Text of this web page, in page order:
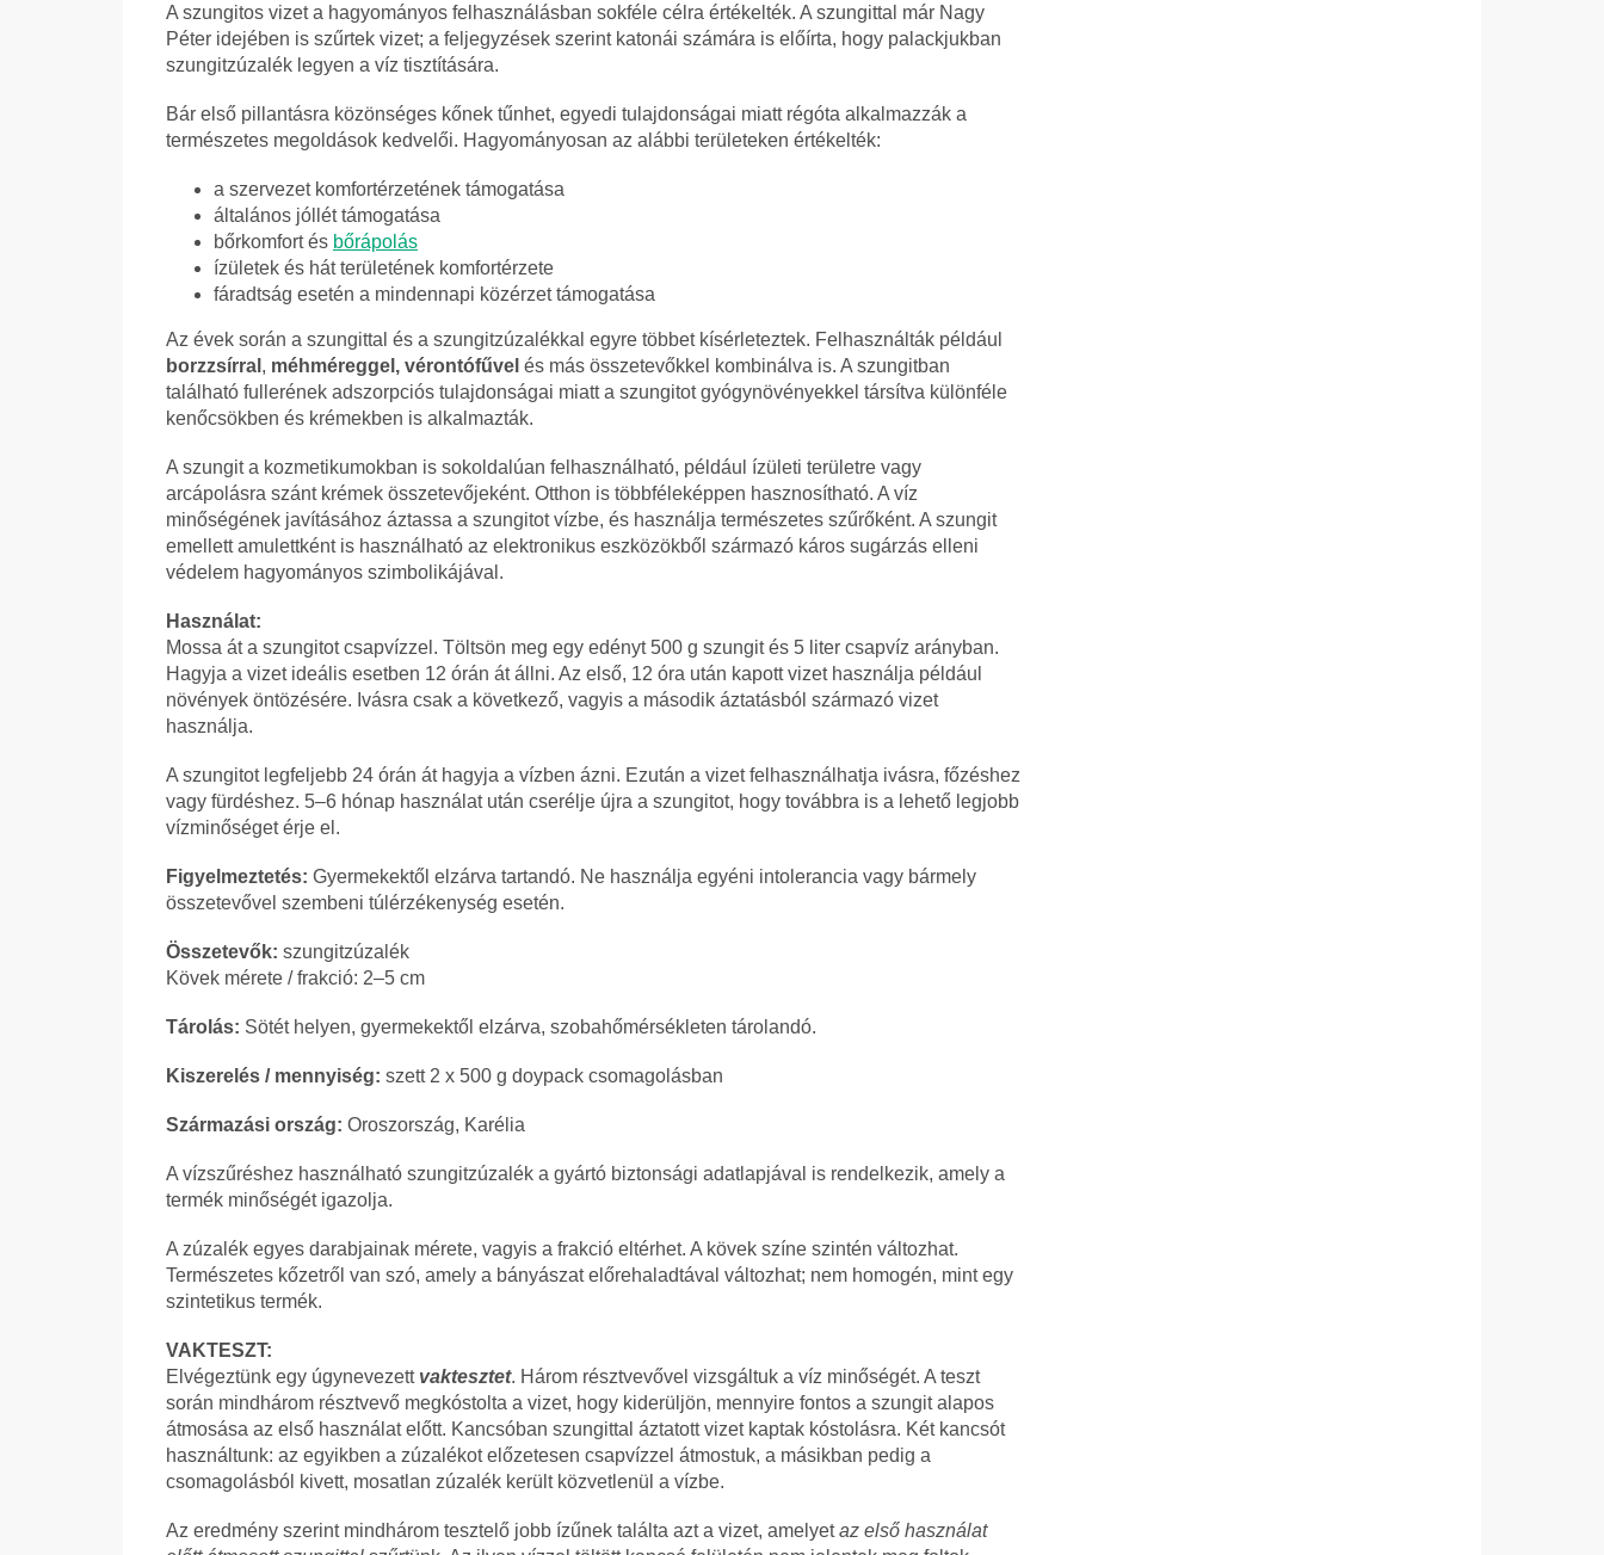
A szungitos vizet a hagyományos felhasználásban sokféle célra értékelték. A szungittal már Nagy
Péter idejében is szűrtek vizet; a feljegyzések szerint katonái számára is előírta, hogy palackjukban
szungitzúzalék legyen a víz tisztítására.
Bár első pillantásra közönséges kőnek tűnhet, egyedi tulajdonságai miatt régóta alkalmazzák a
természetes megoldások kedvelői. Hagyományosan az alábbi területeken értékelték:
a szervezet komfortérzetének támogatása
általános jóllét támogatása
bőrkomfort és bőrápolás
ízületek és hát területének komfortérzete
fáradtság esetén a mindennapi közérzet támogatása
Az évek során a szungittal és a szungitzúzalékkal egyre többet kísérleteztek. Felhasználták például
borzzsírral , méhméreggel, vérontófűvel és más összetevőkkel kombinálva is. A szungitban
található fullerének adszorpciós tulajdonságai miatt a szungitot gyógynövényekkel társítva különféle
kenőcsökben és krémekben is alkalmazták.
A szungit a kozmetikumokban is sokoldalúan felhasználható, például ízületi területre vagy
arcápolásra szánt krémek összetevőjeként. Otthon is többféleképpen hasznosítható. A víz
minőségének javításához áztassa a szungitot vízbe, és használja természetes szűrőként. A szungit
emellett amulettként is használható az elektronikus eszközökből származó káros sugárzás elleni
védelem hagyományos szimbolikájával.
Használat:
Mossa át a szungitot csapvízzel. Töltsön meg egy edényt 500 g szungit és 5 liter csapvíz arányban.
Hagyja a vizet ideális esetben 12 órán át állni. Az első, 12 óra után kapott vizet használja például
növények öntözésére. Ivásra csak a következő, vagyis a második áztatásból származó vizet
használja.
A szungitot legfeljebb 24 órán át hagyja a vízben ázni. Ezután a vizet felhasználhatja ivásra, főzéshez
vagy fürdéshez. 5–6 hónap használat után cserélje újra a szungitot, hogy továbbra is a lehető legjobb
vízminőséget érje el.
Figyelmeztetés: Gyermekektől elzárva tartandó. Ne használja egyéni intolerancia vagy bármely
összetevővel szembeni túlérzékenység esetén.
Összetevők: szungitzúzalék
Kövek mérete / frakció: 2–5 cm
Tárolás: Sötét helyen, gyermekektől elzárva, szobahőmérsékleten tárolandó.
Kiszerelés / mennyiség: szett 2 x 500 g doypack csomagolásban
Származási ország: Oroszország, Karélia
A vízszűréshez használható szungitzúzalék a gyártó biztonsági adatlapjával is rendelkezik, amely a
termék minőségét igazolja.
A zúzalék egyes darabjainak mérete, vagyis a frakció eltérhet. A kövek színe szintén változhat.
Természetes kőzetről van szó, amely a bányászat előrehaladtával változhat; nem homogén, mint egy
szintetikus termék.
VAKTESZT:
Elvégeztünk egy úgynevezett vaktesztet. Három résztvevővel vizsgáltuk a víz minőségét. A teszt
során mindhárom résztvevő megkóstolta a vizet, hogy kiderüljön, mennyire fontos a szungit alapos
átmosása az első használat előtt. Kancsóban szungittal áztatott vizet kaptak kóstolásra. Két kancsót
használtunk: az egyikben a zúzalékot előzetesen csapvízzel átmostuk, a másikban pedig a
csomagolásból kivett, mosatlan zúzalék került közvetlenül a vízbe.
Az eredmény szerint mindhárom tesztelő jobb ízűnek találta azt a vizet, amelyetaz első használat